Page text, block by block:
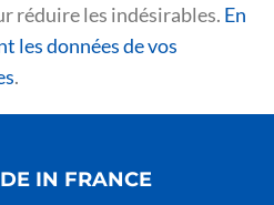
réduire les indésirables. En
les données de vos
.
IN FRANCE